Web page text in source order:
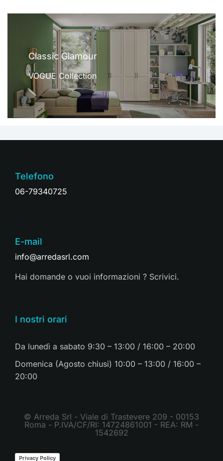
Classic Glamour
VOGUE Collection
Telefono
06-79340725
E-mail
info@arredasrl.com
Hai domande o vuoi informazioni ? Scrivici.
I nostri orari
Da lunedì a sabato 9:30 – 13:00 / 16:00 – 20:00
Domenica (Agosto chiusi) 10:00 – 13:00 / 16:00 –
20:00
© Arreda Srl - Viale di Trastevere 209 - 00153
Roma - P.IVA/CF/RI: 14724861001 - REA: RM -
1542692
Privacy Policy